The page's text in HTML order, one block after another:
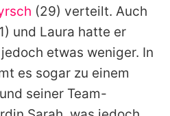
(29) verteilt. Auch
und Laura hatte er
etwas weniger. In
es sogar zu einem
und seiner Team-